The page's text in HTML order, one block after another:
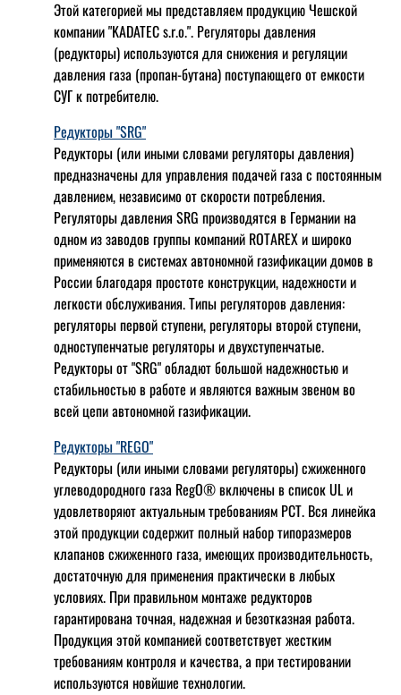
Этой категорией мы представляем продукцию Чешской
компании "KADATEC s.r.o.". Регуляторы давления
(редукторы) используются для снижения и регуляции
давления газа (пропан-бутана) поступающего от емкости
СУГ к потребителю.
Редукторы "SRG"
Редукторы (или иными словами регуляторы давления)
предназначены для управления подачей газа с постоянным
давлением, независимо от скорости потребления.
Регуляторы давления SRG производятся в Германии на
одном из заводов группы компаний ROTAREX и широко
применяются в системах автономной газификации домов в
России благодаря простоте конструкции, надежности и
легкости обслуживания. Типы регуляторов давления:
регуляторы первой ступени, регуляторы второй ступени,
одноступенчатые регуляторы и двухступенчатые.
Редукторы от "SRG" обладют большой надежностью и
стабильностью в работе и являются важным звеном во
всей цепи автономной газификации.
Редукторы "REGO"
Редукторы (или иными словами регуляторы) сжиженного
углеводородного газа RegO® включены в список UL и
удовлетворяют актуальным требованиям РСТ. Вся линейка
этой продукции содержит полный набор типоразмеров
клапанов сжиженного газа, имеющих производительность,
достаточную для применения практически в любых
условиях. При правильном монтаже редукторов
гарантирована точная, надежная и безотказная работа.
Продукция этой компанией соответствует жестким
требованиям контроля и качества, а при тестировании
используются новйшие технологии.